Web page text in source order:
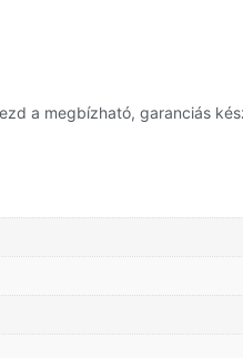
a megbízható, garanciás